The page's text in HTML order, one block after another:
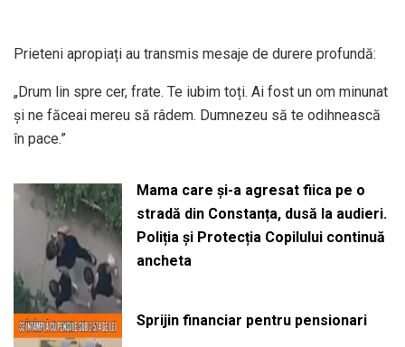
Prieteni apropiați au transmis mesaje de durere profundă:
„Drum lin spre cer, frate. Te iubim toți. Ai fost un om minunat
și ne făceai mereu să râdem. Dumnezeu să te odihnească
în pace.”
Mama care și-a agresat fiica pe o
stradă din Constanța, dusă la audieri.
Poliția și Protecția Copilului continuă
ancheta
Sprijin financiar pentru pensionari